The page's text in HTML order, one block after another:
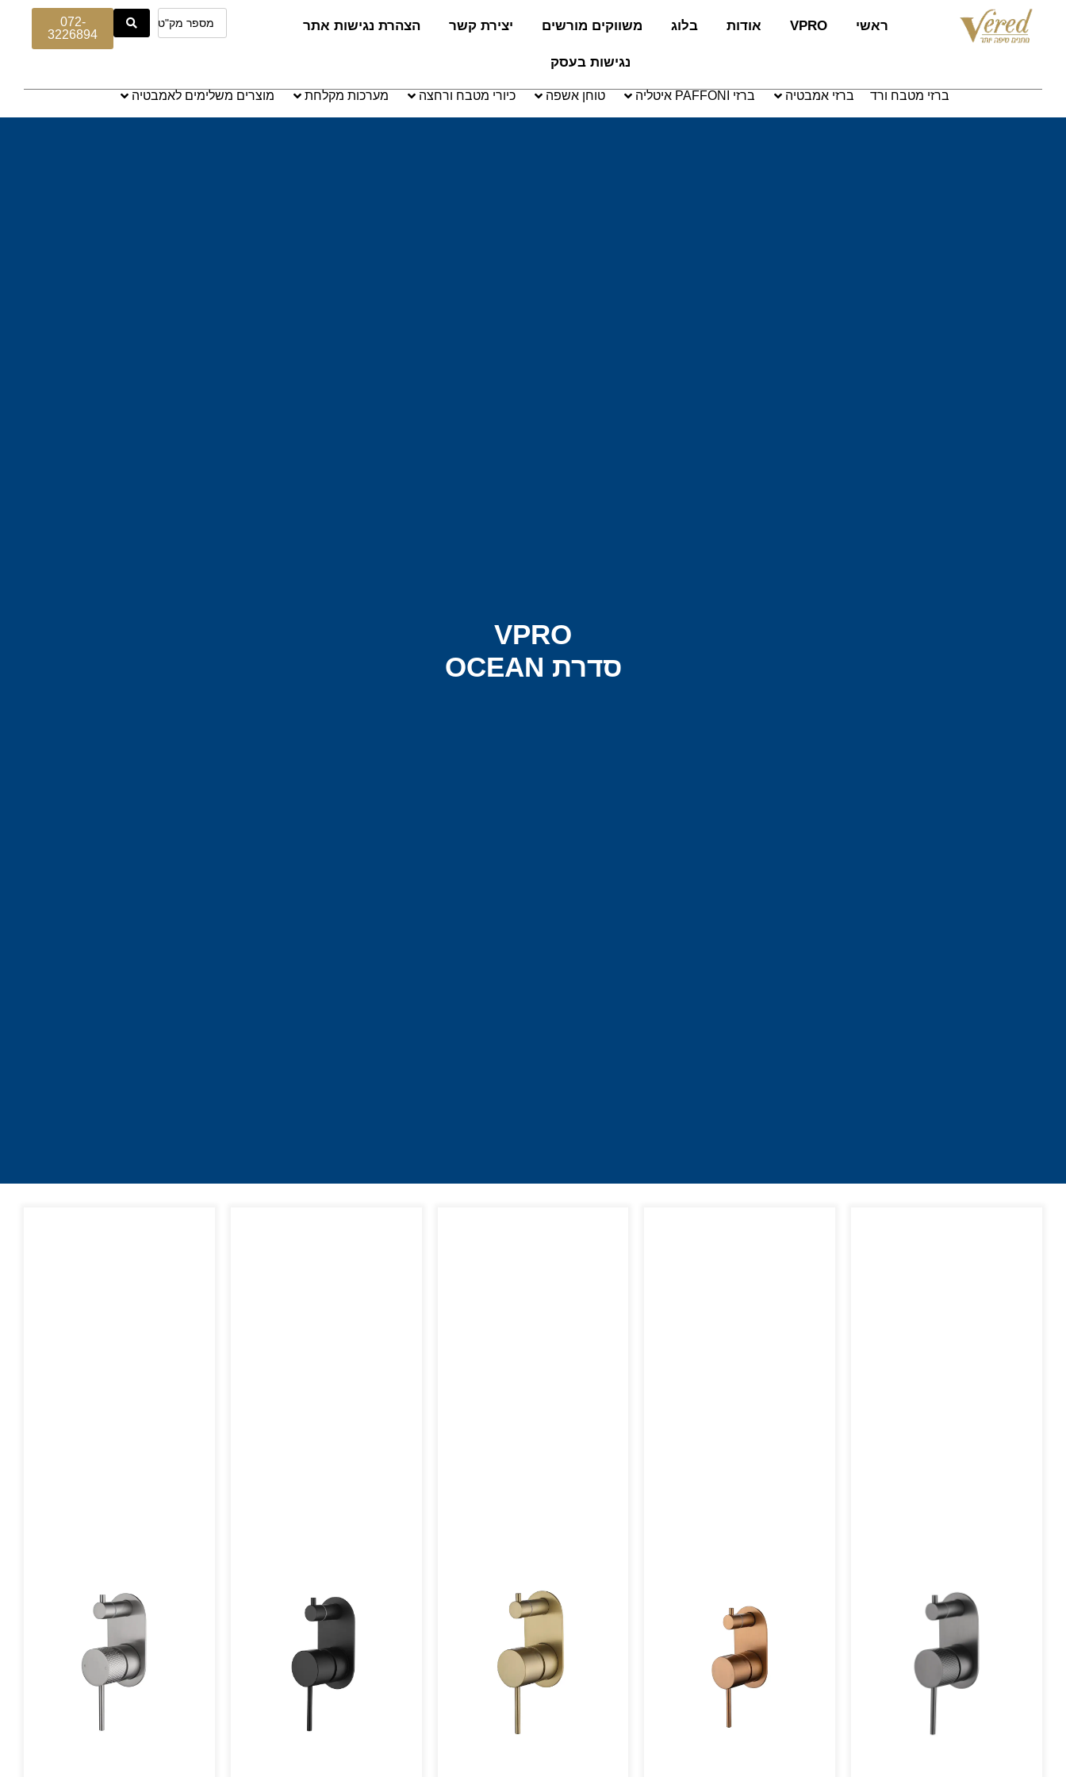
ראשי VPRO אודות בלוג משווקים מורשים יצירת קשר הצהרת נגישות אתר
נגישות בעסק
072-
3226894
ברזי מטבח ורד ברזי אמבטיה ברזי PAFFONI איטליה טוחן אשפה כיורי מטבח ורחצה מערכות מקלחת מוצרים משלימים לאמבטיה
VPRO
סדרת OCEAN